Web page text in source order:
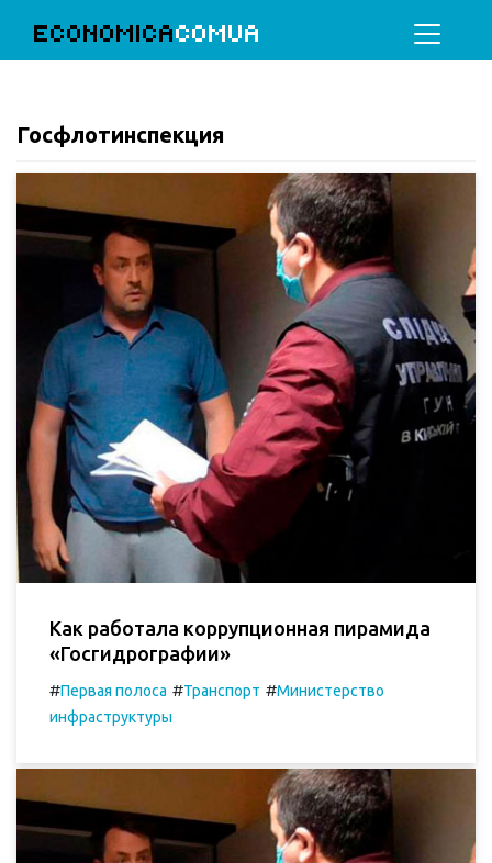
ECONOMICACOMUA
Госфлотинспекция
Как работала коррупционная пирамида
«Госгидрографии»
#Первая полоса #Транспорт #Министерство
инфраструктуры